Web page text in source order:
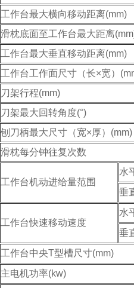
工作台最大横向移动距离(mm)
滑枕底面至工作台最大距离
工作台最大垂直移动距离(mm)
工作台工作面尺寸（长×宽）
刀架行程(mm)
刀架最大回转角度(°)
刨刀柄最大尺寸（宽×厚）(mm)
滑枕每分钟往复次数
工作台机动进给量范围
水
垂
工作台快速移动速度
水
垂
工作台中央T型槽尺寸(mm)
主电机功率(kw)